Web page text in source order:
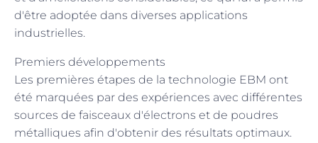
d'être adoptée dans diverses applications
industrielles.
Premiers développements
Les premières étapes de la technologie EBM ont
été marquées par des expériences avec différentes
sources de faisceaux d'électrons et de poudres
métalliques afin d'obtenir des résultats optimaux.